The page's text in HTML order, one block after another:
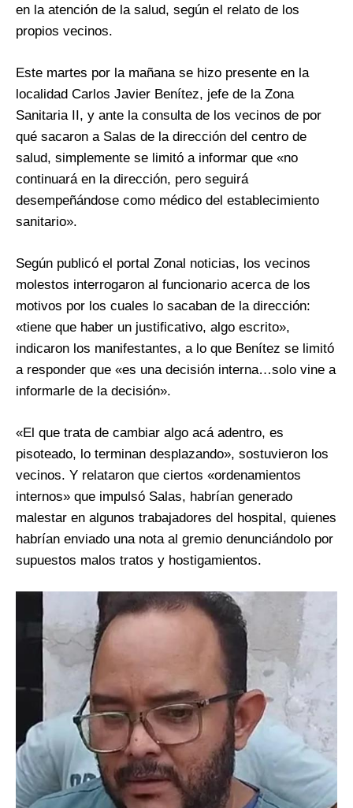
en la atención de la salud, según el relato de los
propios vecinos.
Este martes por la mañana se hizo presente en la
localidad Carlos Javier Benítez, jefe de la Zona
Sanitaria II, y ante la consulta de los vecinos de por
qué sacaron a Salas de la dirección del centro de
salud, simplemente se limitó a informar que «no
continuará en la dirección, pero seguirá
desempeñándose como médico del establecimiento
sanitario».
Según publicó el portal Zonal noticias, los vecinos
molestos interrogaron al funcionario acerca de los
motivos por los cuales lo sacaban de la dirección:
«tiene que haber un justificativo, algo escrito»,
indicaron los manifestantes, a lo que Benítez se limitó
a responder que «es una decisión interna…solo vine a
informarle de la decisión».
«El que trata de cambiar algo acá adentro, es
pisoteado, lo terminan desplazando», sostuvieron los
vecinos. Y relataron que ciertos «ordenamientos
internos» que impulsó Salas, habrían generado
malestar en algunos trabajadores del hospital, quienes
habrían enviado una nota al gremio denunciándolo por
supuestos malos tratos y hostigamientos.